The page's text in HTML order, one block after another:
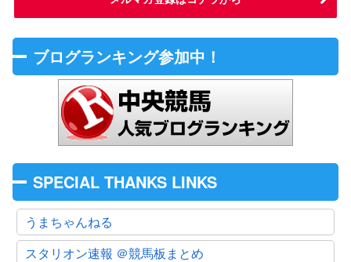
ブログランキング参加中！
SPECIAL THANKS LINKS
うまちゃんねる
スタリオン速報 ＠競馬板まとめ